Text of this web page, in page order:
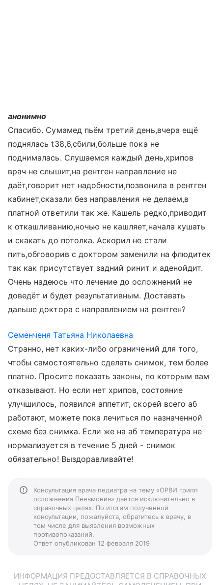
анонимно
Спасибо. Сумамед пьём третий день,вчера ещё
поднялась t38,6,сбили,больше пока не
поднималась. Слушаемся каждый день,хрипов
врач не слышит,на рентген направление не
даёт,говорит нет надобности,позвонила в рентген
кабинет,сказали без направления не делаем,в
платной ответили так же. Кашель редко,приводит
к откашливанию,ночью не кашляет,начала кушать
и скакать до потолка. Аскорил не стали
пить,обговорив с доктором заменили на флюдитек
так как присутствует задний ринит и аденойдит.
Очень надеюсь что лечение до осложнений не
доведёт и будет результативным. Доставать
дальше доктора с направлением на рентген?
Семенченя Татьяна Николаевна
Странно, нет каких-либо ограничений для того,
чтобы самостоятельно сделать снимок, тем более
платно. Просите показать законы, по которым вам
отказывают. Но если нет хрипов, состояние
улучшилось, появился аппетит, скорей всего аб
работают, можете пока лечиться по назначенной
схеме без снимка. Если же на аб температура не
нормализуется в течение 5 дней - снимок
обязательно! Выздоравливайте!
Консультация врача педиатра на тему «ОРВИ грипп
осложнения Пневмония» дается исключительно в
справочных целях. По итогам полученной
консультации, пожалуйста, обратитесь к врачу, в
том числе для выявления возможных
противопоказаний.
Ответ опубликован 12 февраля 2019
ИНФОРМАЦИЯ ПРЕДОСТАВЛЯЕТСЯ В СПРАВОЧНЫХ